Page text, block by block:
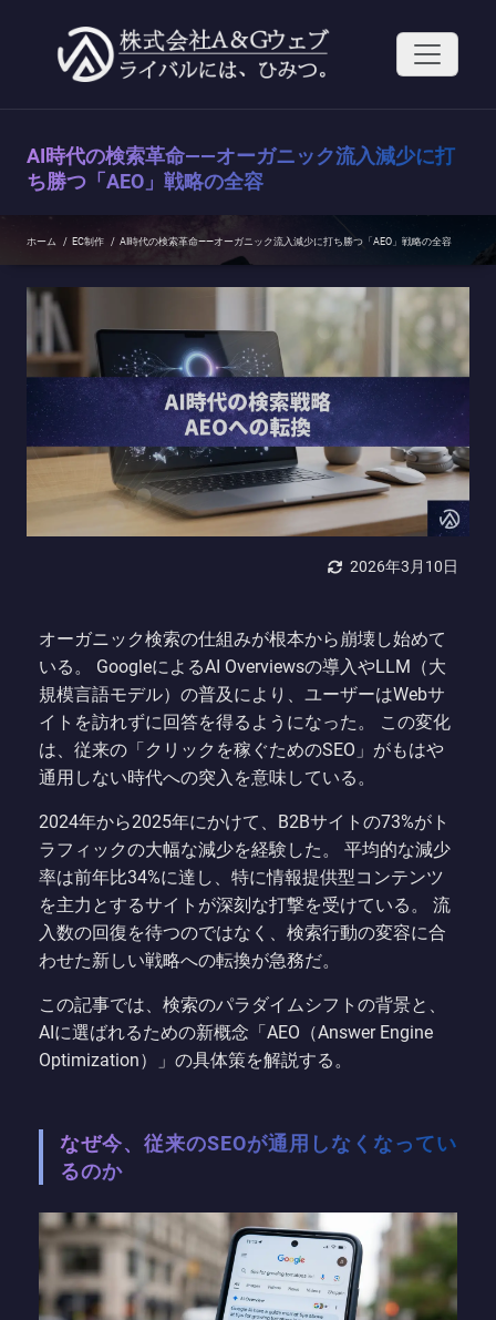
へ
AI時代の検索革命——オーガニック流入減少に打
ち勝つ「AEO」戦略の全容
ホーム / EC制作 / AI時代の検索革命——オーガニック流入減少に打ち勝つ「AEO」戦略の全容
2026年3月10日
オーガニック検索の仕組みが根本から崩壊し始めて
いる。 GoogleによるAI Overviewsの導入やLLM（大
規模言語モデル）の普及により、ユーザーはWebサ
イトを訪れずに回答を得るようになった。 この変化
は、従来の「クリックを稼ぐためのSEO」がもはや
通用しない時代への突入を意味している。
2024年から2025年にかけて、B2Bサイトの73%がト
ラフィックの大幅な減少を経験した。 平均的な減少
率は前年比34%に達し、特に情報提供型コンテンツ
を主力とするサイトが深刻な打撃を受けている。 流
入数の回復を待つのではなく、検索行動の変容に合
わせた新しい戦略への転換が急務だ。
この記事では、検索のパラダイムシフトの背景と、
AIに選ばれるための新概念「AEO（Answer Engine
Optimization）」の具体策を解説する。
なぜ今、従来のSEOが通用しなくなってい
るのか